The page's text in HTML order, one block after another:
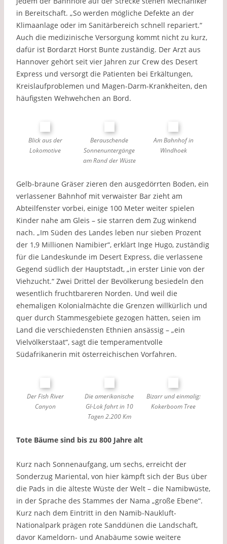
in Bereitschaft. „So werden mögliche Defekte an der
Klimaanlage oder im Sanitärbereich schnell repariert.“
Auch die medizinische Versorgung kommt nicht zu kurz,
dafür ist Bordarzt Horst Bunte zuständig. Der Arzt aus
Hannover gehört seit vier Jahren zur Crew des Desert
Express und versorgt die Patienten bei Erkältungen,
Kreislaufproblemen und Magen-Darm-Krankheiten, den
häufigsten Wehwehchen an Bord.
Blick aus der
Lokomotive
Berauschende
Sonnenuntergänge
am Rand der Wüste
Am Bahnhof in
Windhoek
Gelb-braune Gräser zieren den ausgedörrten Boden, ein
verlassener Bahnhof mit verwaister Bar zieht am
Abteilfenster vorbei, einige 100 Meter weiter spielen
Kinder nahe am Gleis – sie starren dem Zug winkend
nach. „Im Süden des Landes leben nur sieben Prozent
der 1,9 Millionen Namibier“, erklärt Inge Hugo, zuständig
für die Landeskunde im Desert Express, die verlassene
Gegend südlich der Hauptstadt, „in erster Linie von der
Viehzucht.“ Zwei Drittel der Bevölkerung besiedeln den
wesentlich fruchtbareren Norden. Und weil die
ehemaligen Kolonialmächte die Grenzen willkürlich und
quer durch Stammesgebiete gezogen hätten, seien im
Land die verschiedensten Ethnien ansässig – „ein
Vielvölkerstaat“, sagt die temperamentvolle
Südafrikanerin mit österreichischen Vorfahren.
Der Fish River
Canyon
Die amerikanische
GI-Lok fahrt in 10
Tagen 2.200 Km
Bizarr und einmalig:
Kokerboom Tree
Tote Bäume sind bis zu 800 Jahre alt
Kurz nach Sonnenaufgang, um sechs, erreicht der
Sonderzug Mariental, von hier kämpft sich der Bus über
die Pads in die älteste Wüste der Welt – die Namibwüste,
in der Sprache des Stammes der Nama „große Ebene“.
Kurz nach dem Eintritt in den Namib-Naukluft-
Nationalpark prägen rote Sanddünen die Landschaft,
davor Kameldorn- und Anabäume sowie weitere